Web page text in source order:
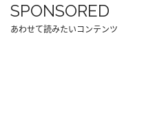
SPONSORED
あわせて読みたいコンテンツ